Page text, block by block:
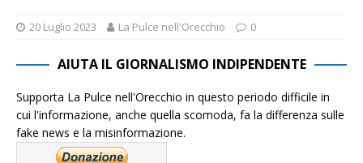
20 Luglio 2023 La Pulce nell'Orecchio 0
AIUTA IL GIORNALISMO INDIPENDENTE
Supporta La Pulce nell'Orecchio in questo periodo difficile in
cui l'informazione, anche quella scomoda, fa la differenza sulle
fake news e la misinformazione.